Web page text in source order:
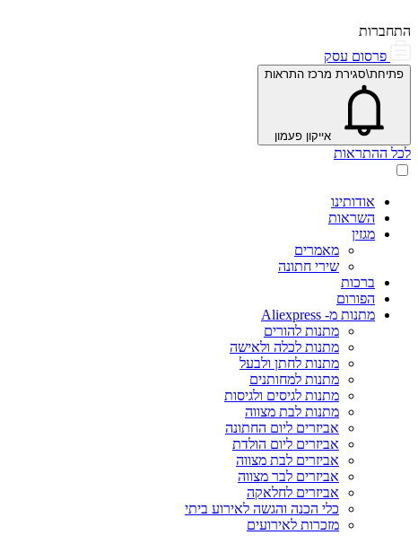
התחברות
פרסום עסק
פתיחת\סגירת מרכז התראות
אייקון פעמון
לכל ההתראות
אודותינו
השראות
מגזין
מאמרים
שירי חתונה
ברכות
הפורום
מתנות מ- Aliexpress
מתנות להורים
מתנות לכלה ולאישה
מתנות לחתן ולבעל
מתנות למחותנים
מתנות לגיסים ולגיסות
מתנות לבת מצווה
אביזרים ליום החתונה
אביזרים ליום הולדת
אביזרים לבת מצווה
אביזרים לבר מצווה
אביזרים לחלאקה
כלי הכנה והגשה לאירוע ביתי
מזכרות לאירועים